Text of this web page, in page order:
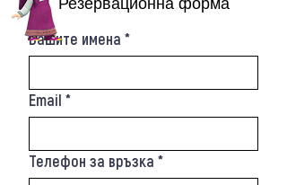
Вашите имена *
Email *
Телефон за връзка *